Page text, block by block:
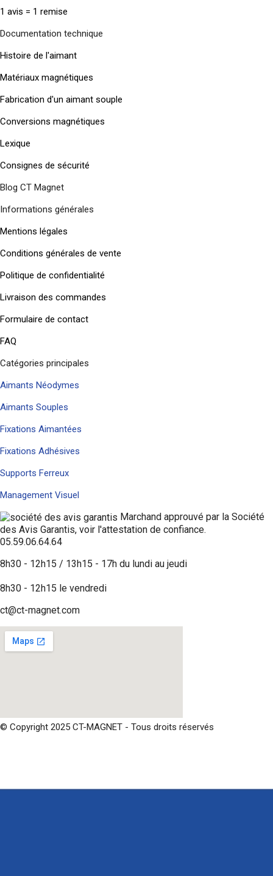
1 avis = 1 remise
Documentation technique
Histoire de l'aimant
Matériaux magnétiques
Fabrication d'un aimant souple
Conversions magnétiques
Lexique
Consignes de sécurité
Blog CT Magnet
Informations générales
Mentions légales
Conditions générales de vente
Politique de confidentialité
Livraison des commandes
Formulaire de contact
FAQ
Catégories principales
Aimants Néodymes
Aimants Souples
Fixations Aimantées
Fixations Adhésives
Supports Ferreux
Management Visuel
Marchand approuvé par la Société
des Avis Garantis, voir l'attestation de confiance.
05.59.06.64.64
8h30 - 12h15 / 13h15 - 17h du lundi au jeudi
8h30 - 12h15 le vendredi
ct@ct-magnet.com
© Copyright 2025 CT-MAGNET - Tous droits réservés